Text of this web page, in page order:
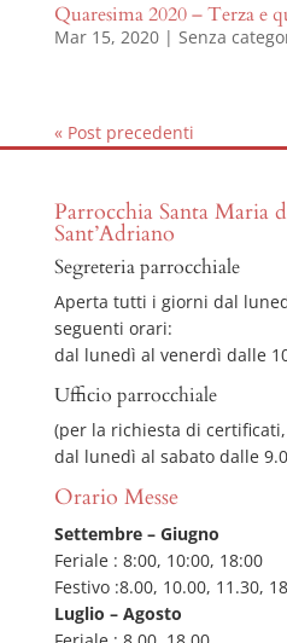
Quaresima 2020 – Terza e
Mar 15, 2020| Senza
« Post precedenti
Parrocchia Santa Maria
Sant’Adriano
Segreteria parrocchiale
Aperta tutti i giorni dal
seguenti orari:
dal lunedì al venerdì dalle
Ufficio parrocchiale
(per la richiesta di
dal lunedì al sabato dalle
Orario Messe
Settembre – Giugno
Feriale : 8:00, 10:00, 18:00
Festivo :8.00, 10.00, 11.30,
Luglio – Agosto